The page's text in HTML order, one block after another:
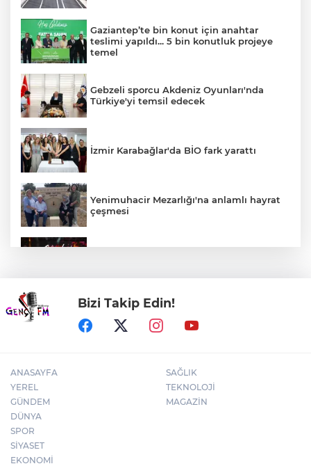
Gaziantep’te bin konut için anahtar
teslimi yapıldı... 5 bin konutluk projeye
temel
Gebzeli sporcu Akdeniz Oyunları'nda
Türkiye'yi temsil edecek
İzmir Karabağlar'da BİO fark yarattı
Yenimuhacir Mezarlığı'na anlamlı hayrat
çeşmesi
30 ilde DEAŞ'a 104 gözaltı!
Bizi Takip Edin!
ANASAYFA
YEREL
GÜNDEM
DÜNYA
SPOR
SİYASET
EKONOMİ
SAĞLIK
TEKNOLOJİ
MAGAZİN